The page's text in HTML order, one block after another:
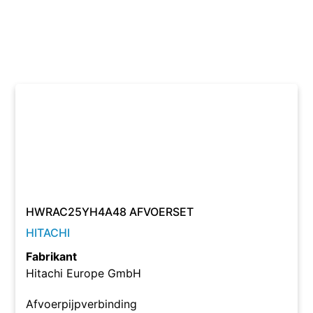
HWRAC25YH4A48 AFVOERSET
HITACHI
Fabrikant
Hitachi Europe GmbH
Afvoerpijpverbinding